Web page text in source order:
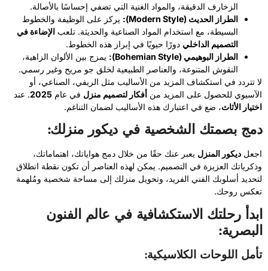
الزخارف الدقيقة، والمواد الغنية التي تضفي إحساسًا بالأصالة.
الطراز الحديث (Modern Style):
يركز على الوظيفة والخطوط
البسيطة، مع استخدام المواد الصناعية والحديثة. تلعب الإضاءة في
التصميم الداخلي دورًا حيويًا في إبراز هذه الخطوط.
الطراز البوهيمي (Bohemian Style):
يمزج بين الألوان الزاهية،
النقوش المتنوعة، والعناصر الطبيعية لخلق جو مريح وغير رسمي.
لا تتردد في استكشاف المزيد من الأساليب مثل الريفي، الصناعي، أو
الآسيوي للحصول على المزيد من أفكار لتصميم منزل في عام 2025. عند
اختيار الأثاث، ضع في اعتبارك هذه الأساليب لضمان التناغم.
دمج بصمتك الشخصية في ديكور منزلك:
اجعل ديكور المنزل يعبر عنك حقًا من خلال دمج هواياتك، اهتماماتك،
وذكرياتك العزيزة في التصميم. يمكن لهذه العناصر أن تكون نقطة انطلاق
لتحديد أسلوبك الفني الفريد، وتحويل منزلك إلى مساحة شخصية ومُلهمة
تعكس روحك.
ابدأ رحلتك الاستكشافية في عالم الفنون
البصرية:
تأمل اللوحات الكلاسيكية: